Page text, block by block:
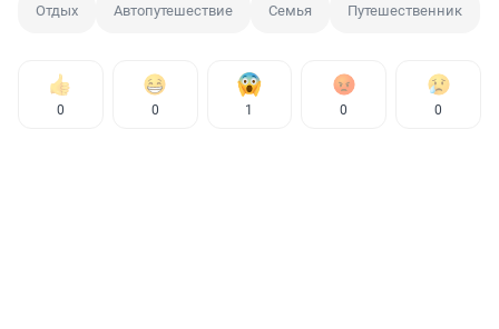
Отдых Автопутешествие Семья Путешественник
0 0 1 0 0